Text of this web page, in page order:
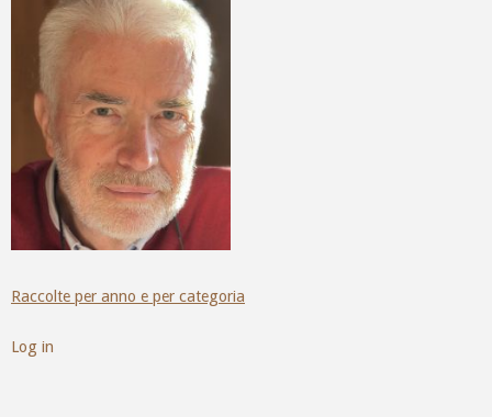
Raccolte per anno e per categoria
Log in